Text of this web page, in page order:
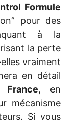
Formule
pour des
à la
la perte
vraiment
en détail
France, en
mécanisme
Si vous